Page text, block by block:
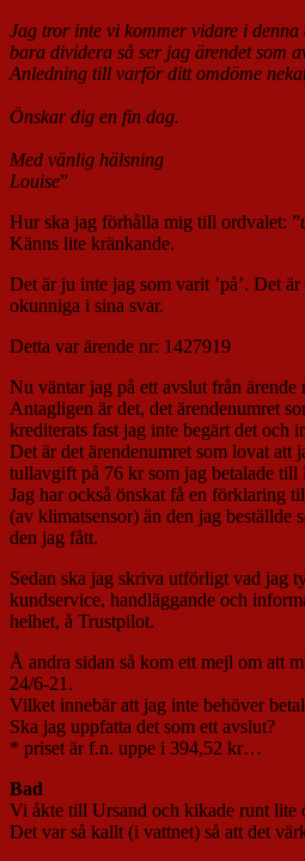
Jag tror inte vi kommer vidare i
bara dividera så ser jag ärendet som
Anledning till varför ditt omdöme
Önskar dig en fin dag.
Med vänlig hälsning
Louise”
Hur ska jag förhålla mig till ordvalet: ”
Känns lite kränkande.
Det är ju inte jag som varit ’på’. Det
okunniga i sina svar.
Detta var ärende nr: 1427919
Nu väntar jag på ett avslut från ärende
Antagligen är det, det ärendenumret
krediterats fast jag inte begärt det och
Det är det ärendenumret som lovat att
tullavgift på 76 kr som jag betalade till
Jag har också önskat få en förklaring
(av klimatsensor) än den jag beställde
den jag fått.
Sedan ska jag skriva utförligt vad jag
kundservice, handläggande och
helhet, å Trustpilot.
Å andra sidan så kom ett mejl om att
24/6-21.
Vilket innebär att jag inte behöver
Ska jag uppfatta det som ett avslut?
* priset är f.n. uppe i 394,52 kr…
Bad
Vi åkte till Ursand och kikade runt lite
Det var så kallt (i vattnet) så att det